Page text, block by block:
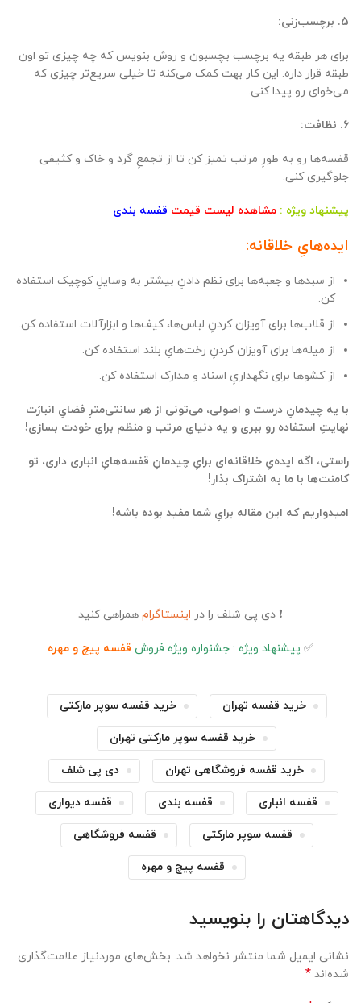
5. برچسب‌زنی:
برای هر طبقه یه برچسب بچسبون و روش بنویس که چه چیزی تو اون
طبقه قرار داره. این کار بهت کمک می‌کنه تا خیلی سریع‌تر چیزی که
می‌خوای رو پیدا کنی.
6. نظافت:
قفسه‌ها رو به طورِ مرتب تمیز کن تا از تجمعِ گرد و خاک و کثیفی
جلوگیری کنی.
پیشنهاد ویژه : مشاهده لیست قیمت قفسه بندی
ایده‌هایِ خلاقانه:
از سبدها و جعبه‌ها برای نظم دادنِ بیشتر به وسایلِ کوچیک استفاده
کن.
از قلاب‌ها برای آویزان کردنِ لباس‌ها، کیف‌ها و ابزارآلات استفاده کن.
از میله‌ها برای آویزان کردنِ رخت‌هایِ بلند استفاده کن.
از کشوها برای نگهداریِ اسناد و مدارک استفاده کن.
با یه چیدمانِ درست و اصولی، می‌تونی از هر سانتی‌مترِ فضایِ انبارَت
نهایتِ استفاده رو ببری و یه دنیایِ مرتب و منظم برایِ خودت بسازی!
راستی، اگه ایده‌یِ خلاقانه‌ای برایِ چیدمانِ قفسه‌هایِ انباری داری، تو
کامنت‌ها با ما به اشتراک بذار!
امیدواریم که این مقاله برایِ شما مفید بوده باشه!
❗ دی پی شلف را در اینستاگرام همراهی کنید
✅ پیشنهاد ویژه : جشنواره ویژه فروش قفسه پیچ و مهره
خرید قفسه تهران خرید قفسه سوپر مارکتی
خرید قفسه سوپر مارکتی تهران
خرید قفسه فروشگاهی تهران دی پی شلف
قفسه انباری قفسه بندی قفسه دیواری
قفسه سوپر مارکتی قفسه فروشگاهی
قفسه پیچ و مهره
دیدگاهتان را بنویسید
نشانی ایمیل شما منتشر نخواهد شد. بخش‌های موردنیاز علامت‌گذاری
شده‌اند *